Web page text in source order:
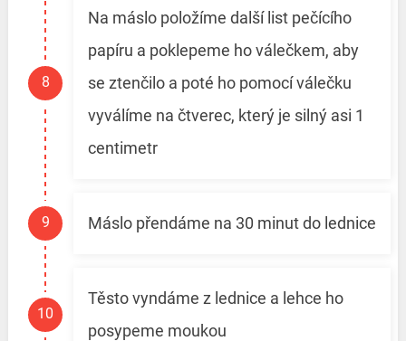
Na máslo položíme další list pečícího
papíru a poklepeme ho válečkem, aby
se ztenčilo a poté ho pomocí válečku
vyválíme na čtverec, který je silný asi 1
centimetr
Máslo přendáme na 30 minut do lednice
Těsto vyndáme z lednice a lehce ho
posypeme moukou